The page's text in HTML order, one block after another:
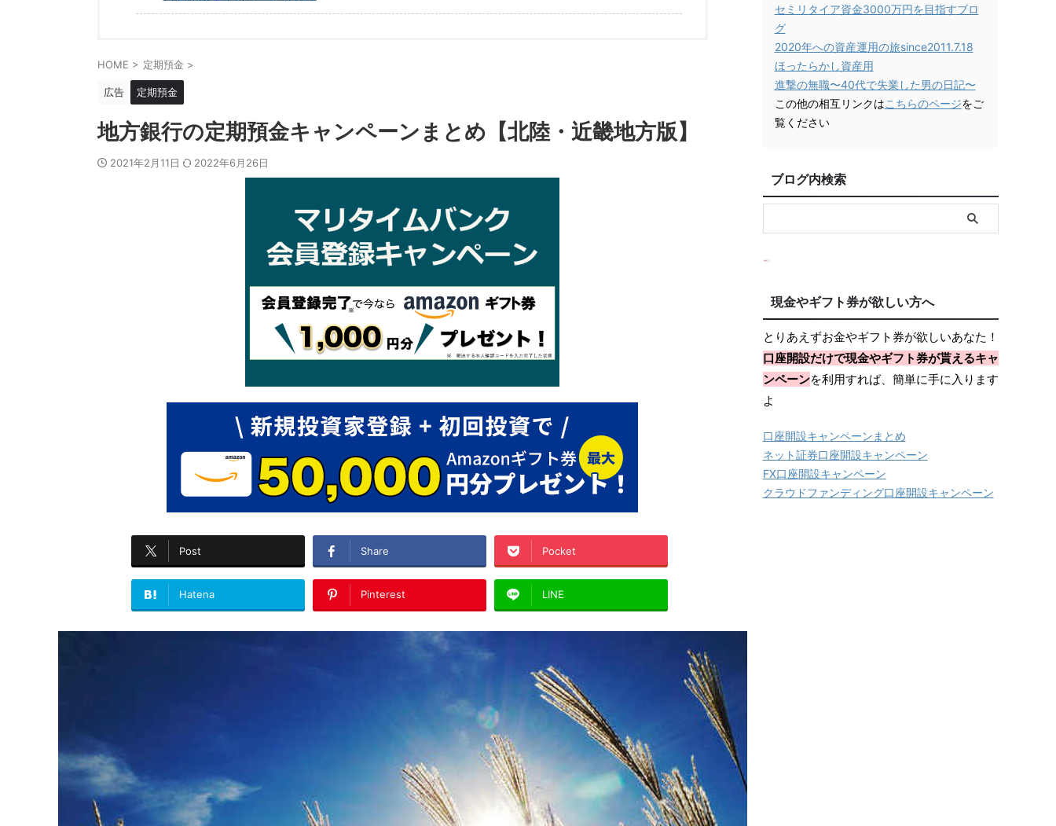
HOME > 定期預金 >
広告 定期預金
地方銀行の定期預金キャンペーンまとめ【北陸・近畿地方版】
2021年2月11日 2022年6月26日
Post Share Pocket
Hatena Pinterest LINE
セミリタイア資金3000万円を目指すブロ
グ
2020年への資産運用の旅since2011.7.18
ほったらかし資産用
進撃の無職〜40代で失業した男の日記〜
この他の相互リンクはこちらのページをご
覧ください
ブログ内検索
現金やギフト券が欲しい方へ
とりあえずお金やギフト券が欲しいあなた！
口座開設だけで現金やギフト券が貰えるキャ
ンペーンを利用すれば、簡単に手に入ります
よ
口座開設キャンペーンまとめ
ネット証券口座開設キャンペーン
FX口座開設キャンペーン
クラウドファンディング口座開設キャンペーン